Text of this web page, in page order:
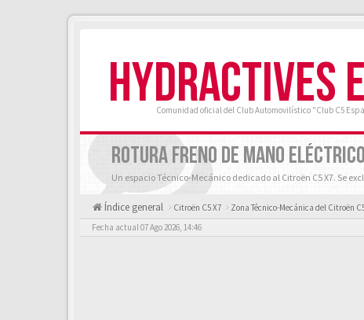
HYDRACTIVES
Comunidad oficial del Club Automovilístico "Club C5
ROTURA FRENO DE MANO
Un espacio Técnico-Mecánico dedicado al Citroën C5 X7. Se
Índice general Citroën C5 X7 Zona Técnico-Mecánica del Citroën
Fecha actual 07 Ago 2026, 14:46